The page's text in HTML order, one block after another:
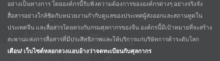
อย่างเป็นทางการ โดยองค์กรนี้รับฟังความต้องการขององค์กรต่างๆ อย่างจริงจัง
สื่อสารอย่างใกล้ชิดกับหน่วยงานกำกับดูแลของประเทศผู้ส่งออกและสถานทูตใน
ประเทศจีน และสื่อสารโดยตรงกับกรมศุลกากรของจีน องค์กรนี้มีเป้าหมายที่จะสร้าง
สะพานแห่งการสื่อสารที่มีประสิทธิภาพและให้บริการแก่บริษัทการค้าระดับโลก
เตือน! เว็บไซต์หลอกลวงแอบอ้างว่าจดทะเบียนกับศุลกากร